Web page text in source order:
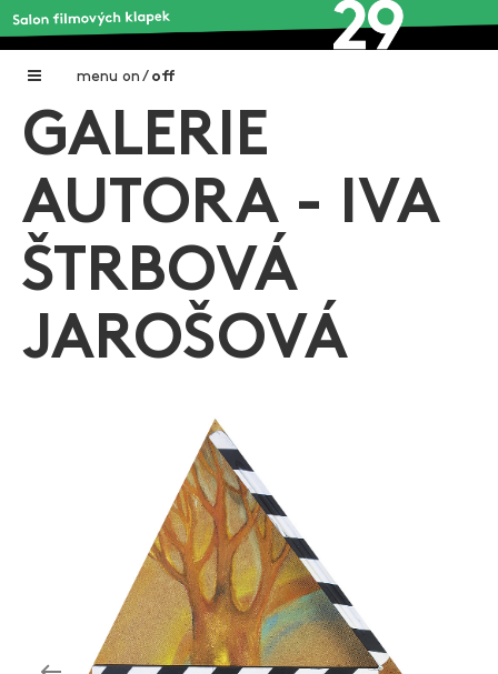
menu on / off
Home
Galerie filmových klapek
Autoři filmových klapek
O projektu
Zlín Film Festival
GALERIE
AUTORA - IVA
ŠTRBOVÁ
JAROŠOVÁ